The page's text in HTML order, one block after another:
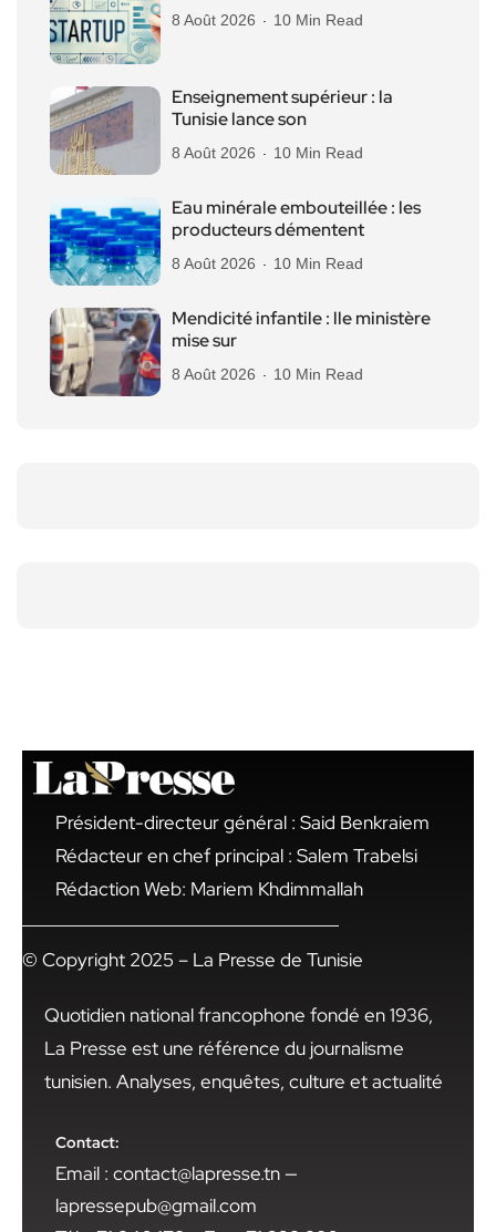
8 Août 2026 10 Min Read
Enseignement supérieur : la
Tunisie lance son
8 Août 2026 10 Min Read
Eau minérale embouteillée : les
producteurs démentent
8 Août 2026 10 Min Read
Mendicité infantile : lle ministère
mise sur
8 Août 2026 10 Min Read
Président-directeur général : Said Benkraiem
Rédacteur en chef principal : Salem Trabelsi
Rédaction Web: Mariem Khdimmallah
© Copyright 2025 – La Presse de Tunisie
Quotidien national francophone fondé en 1936,
La Presse est une référence du journalisme
tunisien. Analyses, enquêtes, culture et actualité
Contact:
Email : contact@lapresse.tn —
lapressepub@gmail.com